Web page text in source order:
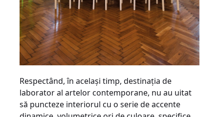
Respectând, în acelaşi timp, destinaţia de
laborator al artelor contemporane, nu au uitat
să puncteze interiorul cu o serie de accente